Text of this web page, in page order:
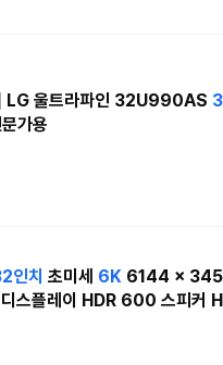
LG 울트라파인 32U990AS
가용
인치 초미세 6K6144 x 3456
스플레이 HDR 600 스피커